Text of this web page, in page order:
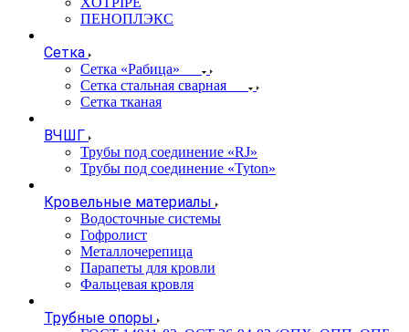
ПЕНОПЛЭКС
Сетка
Сетка «Рабица»
Сетка стальная сварная
Сетка тканая
ВЧШГ
Трубы под соединение «RJ»
Трубы под соединение «Tyton»
Кровельные материалы
Водосточные системы
Гофролист
Металлочерепица
Парапеты для кровли
Фальцевая кровля
Трубные опоры